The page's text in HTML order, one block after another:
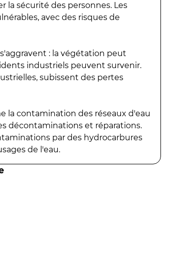
la sécurité des personnes. Les
avec des risques de
: la végétation peut
industriels peuvent survenir.
subissent des pertes
la contamination des réseaux d'eau
décontaminations et réparations.
par des hydrocarbures
de l'eau.